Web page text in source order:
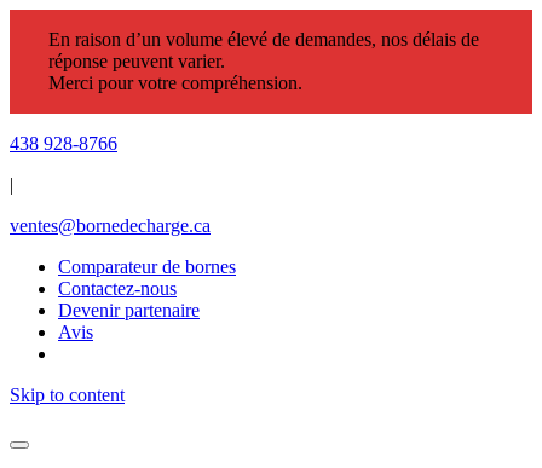
En raison d’un volume élevé de demandes, nos délais de
réponse peuvent varier.
Merci pour votre compréhension.
438 928-8766
|
ventes@bornedecharge.ca
Comparateur de bornes
Contactez-nous
Devenir partenaire
Avis
Skip to content